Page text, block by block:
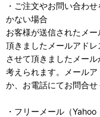
・ご注文やお問い合わ
かない場合
お客様が送信されたメ
頂きましたメールアド
させて頂きましたメー
考えられます。メール
か、お電話にてお問合せ
・フリーメール（